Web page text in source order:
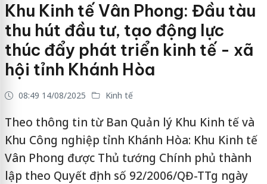
Khu Kinh tế Vân Phong: Đầu tàu
thu hút đầu tư, tạo động lực
thúc đẩy phát triển kinh tế - xã
hội tỉnh Khánh Hòa
08:49 14/08/2025 Kinh tế
Theo thông tin từ Ban Quản lý Khu Kinh tế và
Khu Công nghiệp tỉnh Khánh Hòa: Khu Kinh tế
Vân Phong được Thủ tướng Chính phủ thành
lập theo Quyết định số 92/2006/QĐ-TTg ngày